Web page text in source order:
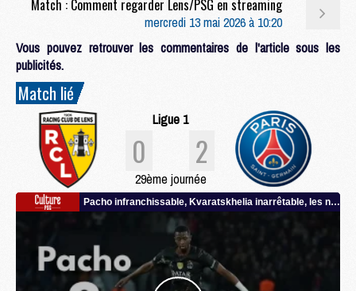
Match : Comment regarder Lens/PSG en streaming
mercredi 13 mai 2026 à 10:20
Vous pouvez retrouver les commentaires de l'article sous les
publicités.
Match lié
Ligue 1
0 2
29ème journée